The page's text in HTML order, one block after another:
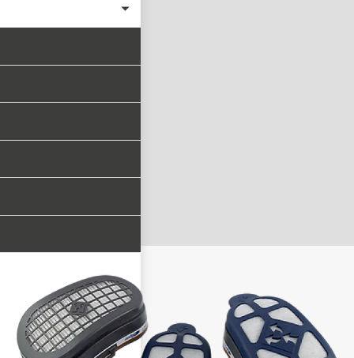
PŘIHLÁSIT SE
nastavit nové heslo